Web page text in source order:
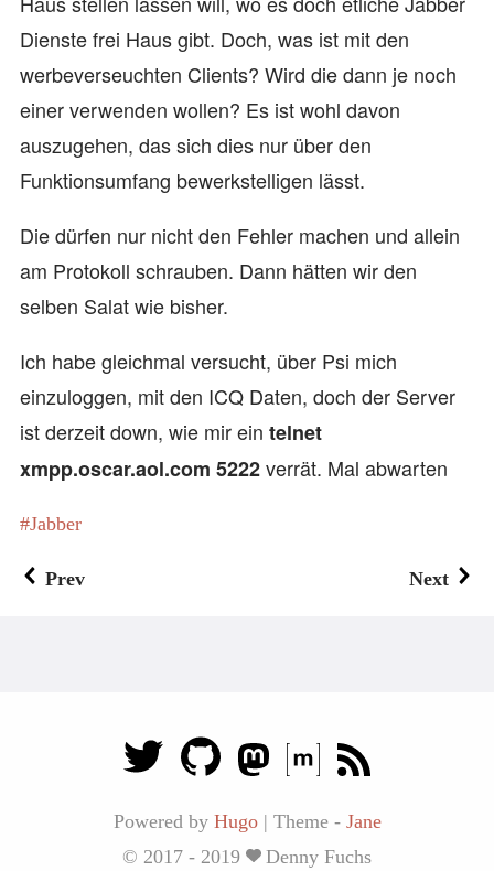
Dienste frei Haus gibt. Doch, was ist mit den
werbeverseuchten Clients? Wird die dann je noch
einer verwenden wollen? Es ist wohl davon
auszugehen, das sich dies nur über den
Funktionsumfang bewerkstelligen lässt.
Die dürfen nur nicht den Fehler machen und allein
am Protokoll schrauben. Dann hätten wir den
selben Salat wie bisher.
Ich habe gleichmal versucht, über Psi mich
einzuloggen, mit den ICQ Daten, doch der Server
ist derzeit down, wie mir ein telnet
xmpp.oscar.aol.com 5222verrät. Mal abwarten
Jabber
Prev Next
Powered by Hugo | Theme - Jane
© 2017 - 2019
Denny Fuchs